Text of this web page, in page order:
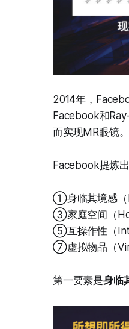
2014年，
Facebook和
而实现MR眼镜。
Facebook提炼
①身临其境感（
③家庭空间（
⑤互操作性（
⑦虚拟物品（
第一要素是身临